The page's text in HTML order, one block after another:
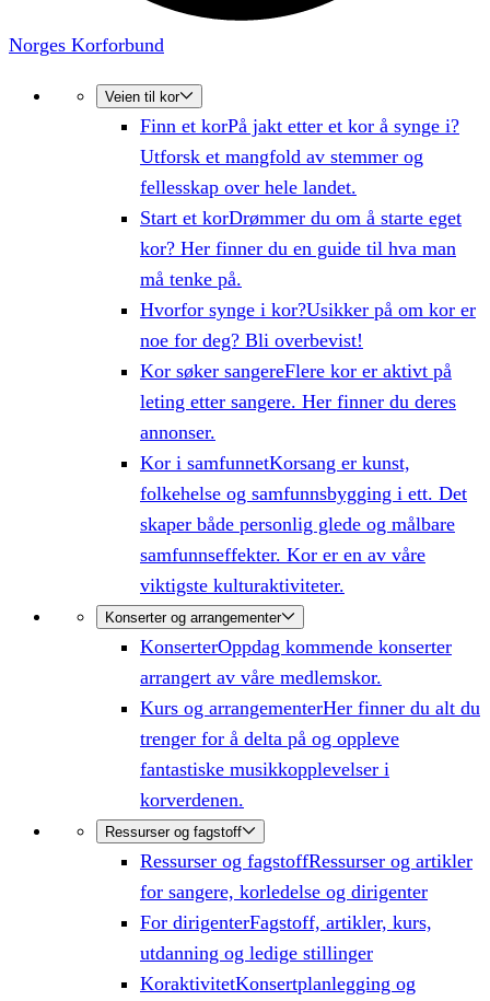
Norges Korforbund
Veien til kor
Finn et korPå jakt etter et kor å synge i?
Utforsk et mangfold av stemmer og
fellesskap over hele landet.
Start et korDrømmer du om å starte eget
kor? Her finner du en guide til hva man
må tenke på.
Hvorfor synge i kor?Usikker på om kor er
noe for deg? Bli overbevist!
Kor søker sangereFlere kor er aktivt på
leting etter sangere. Her finner du deres
annonser.
Kor i samfunnetKorsang er kunst,
folkehelse og samfunnsbygging i ett. Det
skaper både personlig glede og målbare
samfunnseffekter. Kor er en av våre
viktigste kulturaktiviteter.
Konserter og arrangementer
KonserterOppdag kommende konserter
arrangert av våre medlemskor.
Kurs og arrangementerHer finner du alt du
trenger for å delta på og oppleve
fantastiske musikkopplevelser i
korverdenen.
Ressurser og fagstoff
Ressurser og fagstoffRessurser og artikler
for sangere, korledelse og dirigenter
For dirigenterFagstoff, artikler, kurs,
utdanning og ledige stillinger
KoraktivitetKonsertplanlegging og